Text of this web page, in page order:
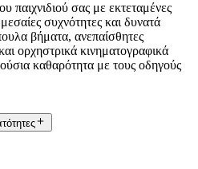
παιχνιδιού σας με εκτεταμένες
συχνότητες και δυνατά
βήματα, ανεπαίσθητες
ορχηστρικά κινηματογραφικά
καθαρότητα με τους οδηγούς